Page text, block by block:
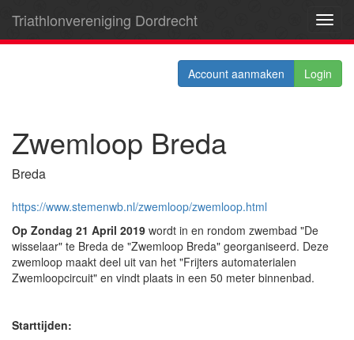
Triathlonvereniging Dordrecht
Account aanmaken Login
Zwemloop Breda
Breda
https://www.stemenwb.nl/zwemloop/zwemloop.html
Op Zondag 21 April 2019 wordt in en rondom zwembad "De
wisselaar" te Breda de "Zwemloop Breda" georganiseerd. Deze
zwemloop maakt deel uit van het "Frijters automaterialen
Zwemloopcircuit" en vindt plaats in een 50 meter binnenbad.
Starttijden: